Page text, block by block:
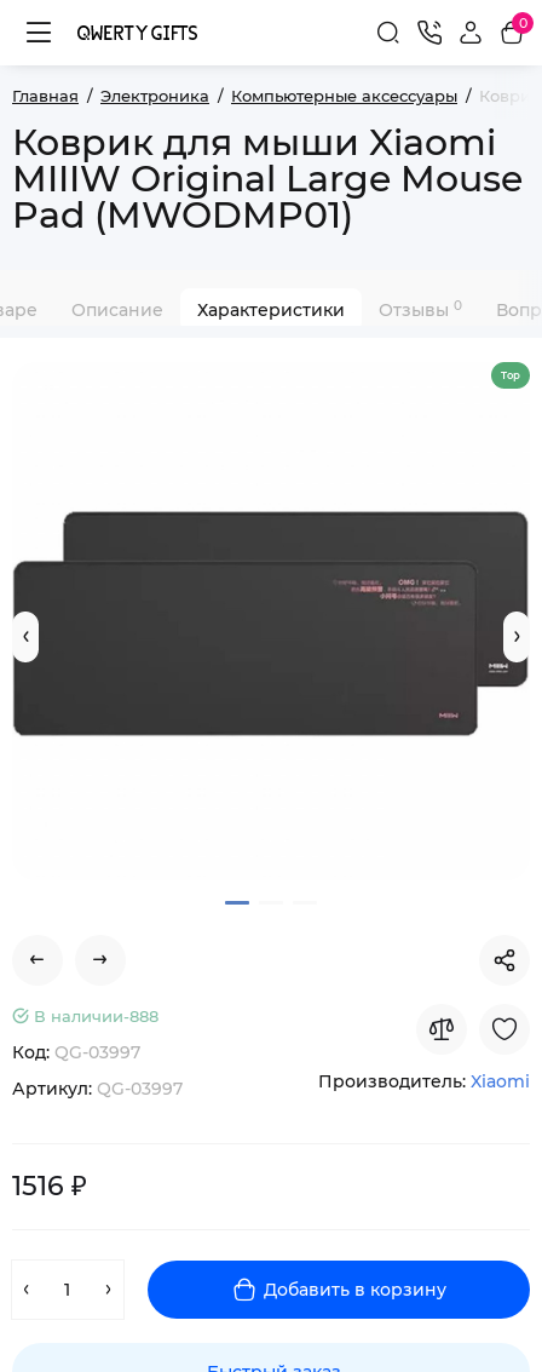
0
Главная Электроника Компьютерные аксессуары
Коврик для мыши Xiaomi
MIIIW Original Large Mouse
Pad (MWODMP01)
Описание Характеристики Отзывы 0
Top
В наличии-888
Код: QG-03997
Артикул: QG-03997 Производитель: Xiaomi
1516 ₽
Добавить в корзину